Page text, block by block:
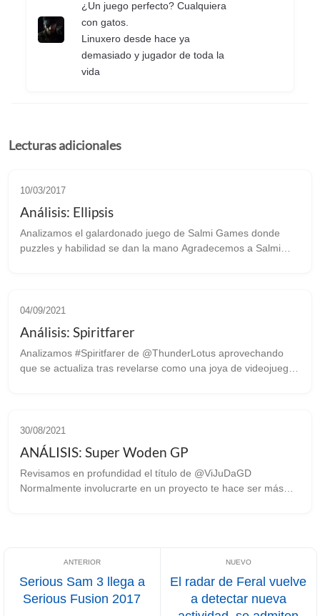
¿Un juego perfecto? Cualquiera
con gatos.
Linuxero desde hace ya
demasiado y jugador de toda la
vida
Lecturas adicionales
10/03/2017
Análisis: Ellipsis
Analizamos el galardonado juego de Salmi Games donde
puzzles y habilidad se dan la mano Agradecemos a Salmi
04/09/2021
Análisis: Spiritfarer
Analizamos #Spiritfarer de @ThunderLotus aprovechando
que se actualiza tras revelarse como una joya de videojuego.
30/08/2021
ANÁLISIS: Super Woden GP
Revisamos en profundidad el título de @ViJuDaGD
Normalmente involucrarte en un proyecto te hace ser más
Serious Sam 3 llega a
Serious Fusion 2017
El radar de Feral vuelve
a detectar nueva